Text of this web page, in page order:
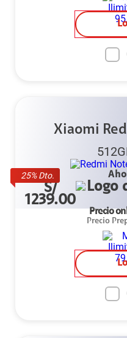
25% Dto.
Xiaomi
S/
1239.00
Precio
Precio